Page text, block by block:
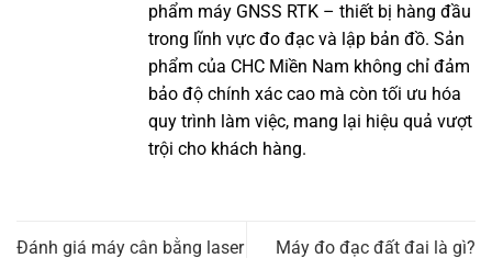
phẩm máy GNSS RTK – thiết bị hàng đầu
trong lĩnh vực đo đạc và lập bản đồ. Sản
phẩm của CHC Miền Nam không chỉ đảm
bảo độ chính xác cao mà còn tối ưu hóa
quy trình làm việc, mang lại hiệu quả vượt
trội cho khách hàng.
Đánh giá máy cân bằng laser Máy đo đạc đất đai là gì?